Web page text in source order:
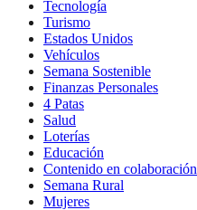
Tecnología
Turismo
Estados Unidos
Vehículos
Semana Sostenible
Finanzas Personales
4 Patas
Salud
Loterías
Educación
Contenido en colaboración
Semana Rural
Mujeres